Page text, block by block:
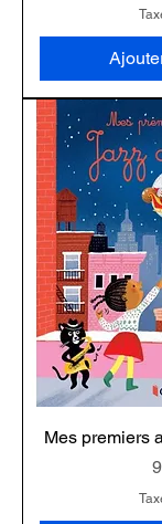
Mes premiers